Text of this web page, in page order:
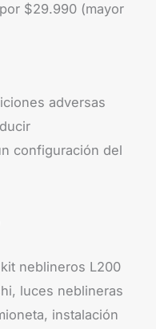
$29.990 (mayor
adversas
configuración del
neblineros L200
luces neblineras
instalación